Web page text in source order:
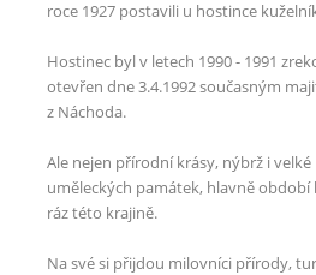
roce 1927 postavili u hostince
Hostinec byl v letech 1990 - 1991
otevřen dne 3.4.1992 současným
z Náchoda.
Ale nejen přírodní krásy, nýbrž i
uměleckých památek, hlavně
ráz této krajině.
Na své si přijdou milovníci přírody,